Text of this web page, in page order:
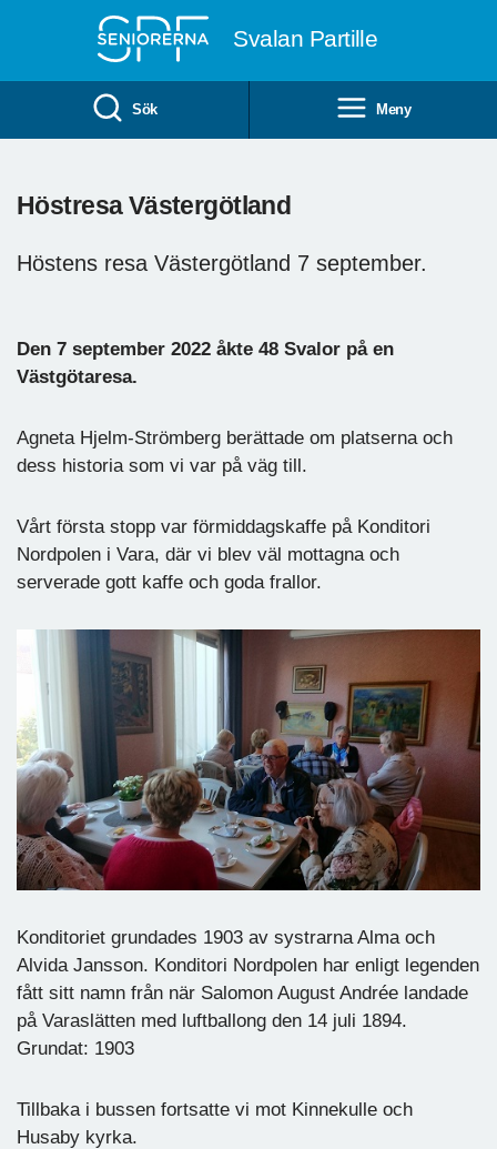
Svalan Partille
Sök Meny
Höstresa Västergötland
Höstens resa Västergötland 7 september.
Den 7 september 2022 åkte 48 Svalor på en
Västgötaresa.
Agneta Hjelm-Strömberg berättade om platserna och
dess historia som vi var på väg till.
Vårt första stopp var förmiddagskaffe på Konditori
Nordpolen i Vara, där vi blev väl mottagna och
serverade gott kaffe och goda frallor.
Konditoriet grundades 1903 av systrarna Alma och
Alvida Jansson. Konditori Nordpolen har enligt legenden
fått sitt namn från när Salomon August Andrée landade
på Varaslätten med luftballong den 14 juli 1894.
Grundat: 1903
Tillbaka i bussen fortsatte vi mot Kinnekulle och
Husaby kyrka.